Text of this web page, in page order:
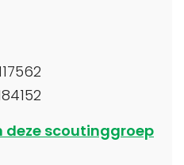
deze scoutinggroep